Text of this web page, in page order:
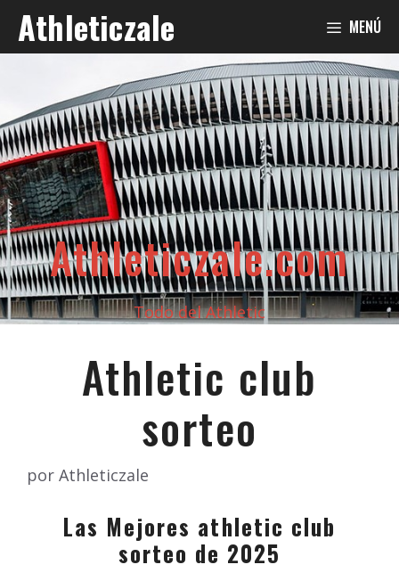
Saltar
contenido
Athleticzale MENÚ
Athleticzale.com
Todo del Athletic
Athletic club
sorteo
por Athleticzale
Las Mejores athletic club
sorteo de 2025